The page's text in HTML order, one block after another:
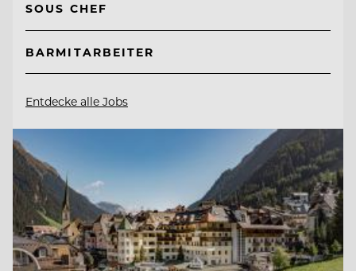
SOUS CHEF
BARMITARBEITER
Entdecke alle Jobs